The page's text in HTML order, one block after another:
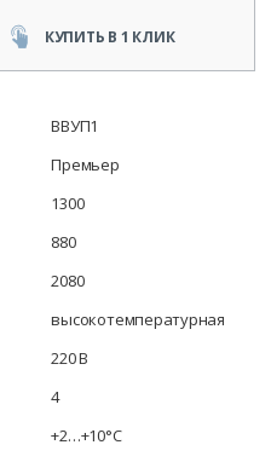
КУПИТЬ В 1 КЛИК
ВВУП1
Премьер
1300
880
2080
высокотемпературная
220 В
4
+2…+10°C